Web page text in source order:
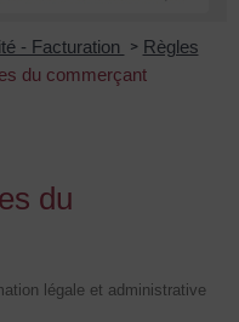
- Facturation > Règles
du commerçant
du
légale et administrative